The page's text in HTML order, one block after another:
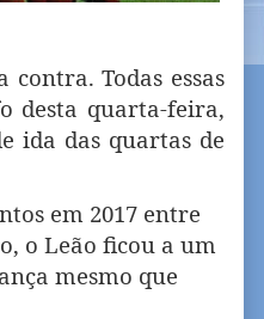
Todas essas
desta quarta-feira,
ida das quartas de
em 2017 entre
o Leão ficou a um
mesmo que